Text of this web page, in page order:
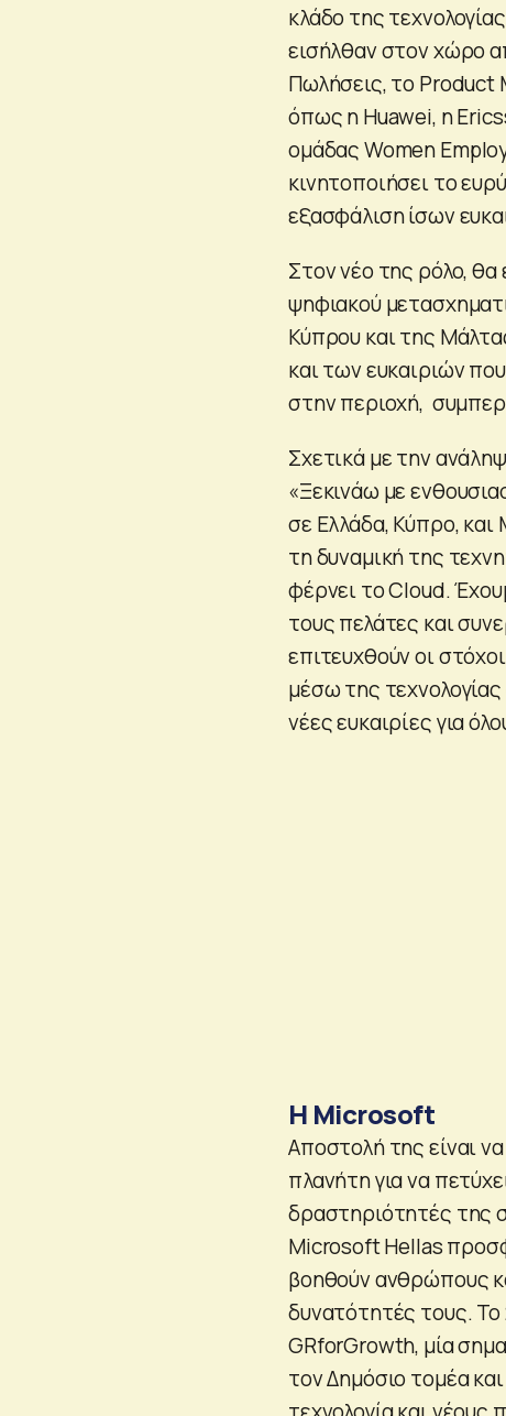
κλάδο της
εισήλθαν στον χώρο
Πωλήσεις, το Product
όπως η Huawei, η
ομάδας Women
κινητοποιήσει το
εξασφάλιση ίσων
Στον νέο της ρόλο,
ψηφιακού
Κύπρου και της
και των ευκαιριών
στην περιοχή,
Σχετικά με την
«Ξεκινάω με
σε Ελλάδα, Κύπρο, και
τη δυναμική της
φέρνει το Cloud.
τους πελάτες και
επιτευχθούν οι
μέσω της
νέες ευκαιρίες για
H Microsoft
Αποστολή της είναι
πλανήτη για να
δραστηριότητές της
Microsoft Hellas
βοηθούν ανθρώπους
δυνατότητές τους.
GRforGrowth, μία
τον Δημόσιο τομέα